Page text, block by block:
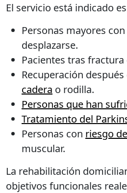
El servicio está indicado
Personas mayores
desplazarse.
Pacientes tras fractura
Recuperación después
cadera o rodilla.
Personas que han
Tratamiento del
Personas con riesgo
muscular.
La rehabilitación
objetivos funcionales